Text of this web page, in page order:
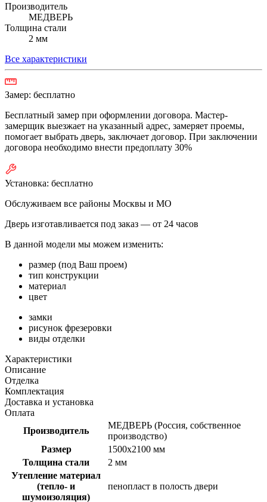
Производитель
МЕДВЕРЬ
Толщина стали
2 мм
Все характеристики
Замер: бесплатно
Бесплатный замер при оформлении договора. Мастер-
замерщик выезжает на указанный адрес, замеряет проемы,
помогает выбрать дверь, заключает договор. При заключении
договора необходимо внести предоплату 30%
Установка: бесплатно
Обслуживаем все районы Москвы и МО
Дверь изготавливается под заказ — от 24 часов
В данной модели мы можем изменить:
размер (под Ваш проем)
тип конструкции
материал
цвет
замки
рисунок фрезеровки
виды отделки
Характеристики
Описание
Отделка
Комплектация
Доставка и установка
Оплата
Производитель
МЕДВЕРЬ (Россия, собственное
производство)
Размер
1500х2100 мм
Толщина стали
2 мм
Утепление материал
(тепло- и
шумоизоляция)
пенопласт в полость двери